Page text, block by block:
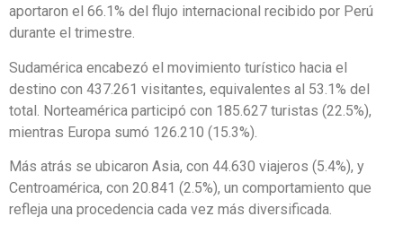
aportaron el 66.1% del flujo internacional recibido por Perú
durante el trimestre.
Sudamérica encabezó el movimiento turístico hacia el
destino con 437.261 visitantes, equivalentes al 53.1% del
total. Norteamérica participó con 185.627 turistas (22.5%),
mientras Europa sumó 126.210 (15.3%).
Más atrás se ubicaron Asia, con 44.630 viajeros (5.4%), y
Centroamérica, con 20.841 (2.5%), un comportamiento que
refleja una procedencia cada vez más diversificada.